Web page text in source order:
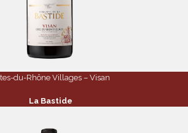
du-Rhône Villages – Visan
La Bastide